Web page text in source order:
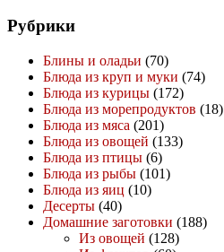
Рубрики
Блины и оладьи (70)
Блюда из круп и муки (74)
Блюда из курицы (172)
Блюда из морепродуктов (18)
Блюда из мяса (201)
Блюда из овощей (133)
Блюда из птицы (6)
Блюда из рыбы (101)
Блюда из яиц (10)
Десерты (40)
Домашние заготовки (188)
Из овощей (128)